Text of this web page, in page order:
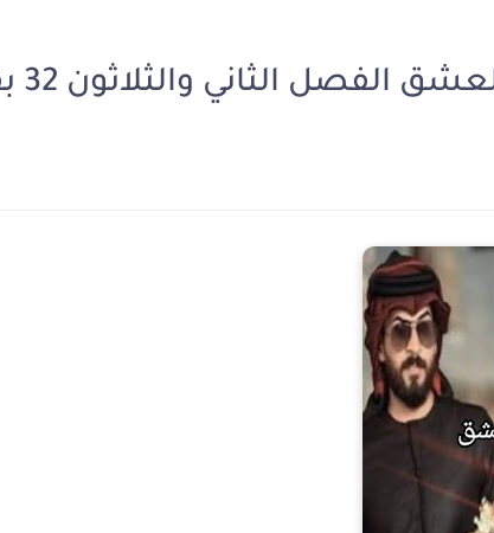
الثاني والثلاثون 32 بقلم مرج البحر